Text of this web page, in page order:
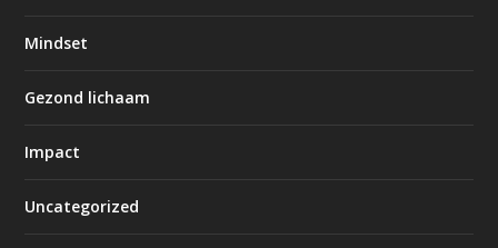
Mindset
Gezond lichaam
Impact
Uncategorized